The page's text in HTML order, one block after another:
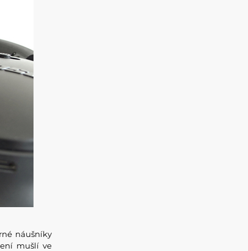
náušníky
mušlí ve